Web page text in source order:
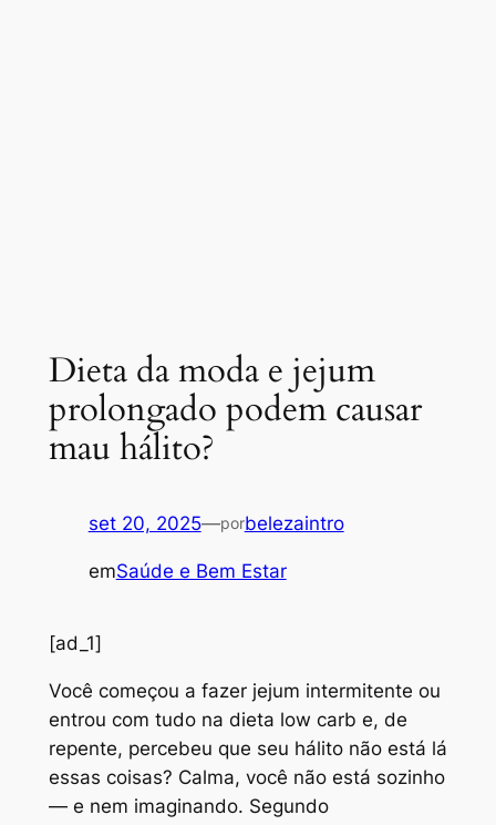
Dieta da moda e jejum
prolongado podem causar
mau hálito?
set 20, 2025—porbelezaintro
emSaúde e Bem Estar
[ad_1]
Você começou a fazer jejum intermitente ou
entrou com tudo na dieta low carb e, de
repente, percebeu que seu hálito não está lá
essas coisas? Calma, você não está sozinho
— e nem imaginando. Segundo